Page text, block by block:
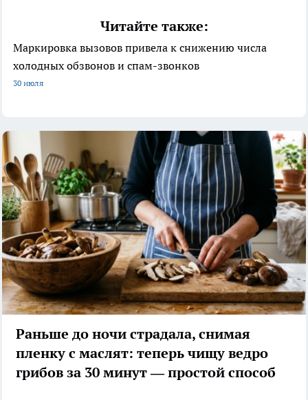
Читайте также:
Маркировка вызовов привела к снижению числа
холодных обзвонов и спам-звонков
30 июля
Раньше до ночи страдала, снимая
пленку с маслят: теперь чищу ведро
грибов за 30 минут — простой способ